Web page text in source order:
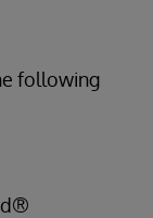
following